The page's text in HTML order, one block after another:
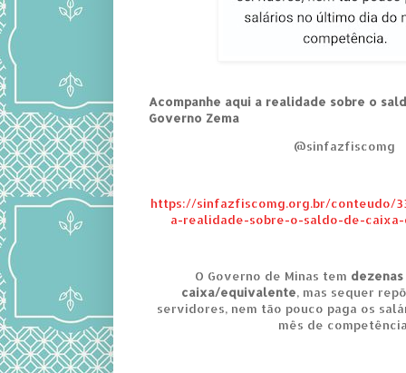
Acompanhe aqui a realidade sobre o
Governo Zema
@sinfazfiscomg
https://sinfazfiscomg.org.br/conteudo/
a-realidade-sobre-o-saldo-de-
O Governo de Minas tem
caixa/equivalente, mas sequer
servidores, nem tão pouco paga os
mês de